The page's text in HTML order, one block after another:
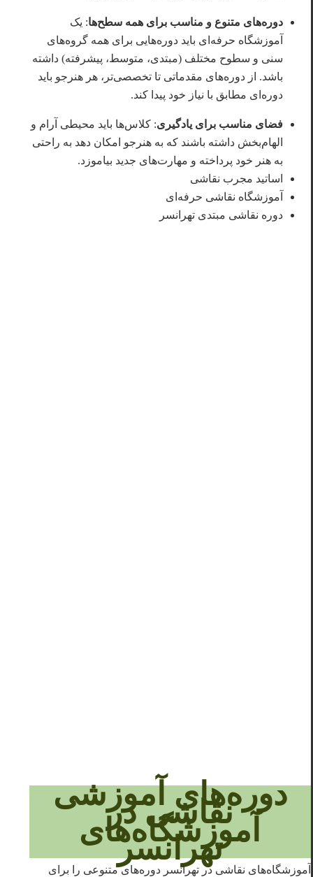
دوره‌های متنوع و مناسب برای همه سطح‌ها: یک
آموزشگاه حرفه‌ای باید دوره‌هایی برای همه گروه‌های
سنی و سطوح مختلف (مبتدی، متوسط، پیشرفته) داشته
باشد. از دوره‌های مقدماتی تا تخصصی‌تر، هر هنرجو باید
دوره‌ای مطابق با نیاز خود پیدا کند.
فضای مناسب برای یادگیری: کلاس‌ها باید محیطی آرام و
الهام‌بخش داشته باشند که به هنرجو امکان دهد به راحتی
به هنر خود پرداخته و مهارت‌های جدید بیاموزد.
اساتید مجرب نقاشی
آموزشگاه نقاشی حرفه‌ای
دوره نقاشی مبتدی تهرانسر
دوره‌های آموزشی
نقاشی در
آموزشگاه‌های
تهرانسر
آموزشگاه‌های نقاشی در تهرانسر دوره‌های متنوعی را برای